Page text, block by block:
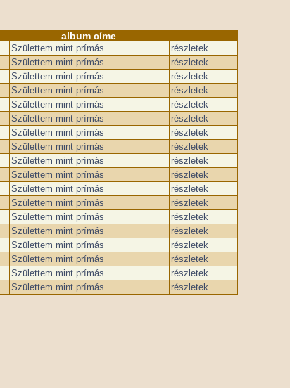
album címe
Születtem mint prímás
részletek
Születtem mint prímás
részletek
Születtem mint prímás
részletek
Születtem mint prímás
részletek
Születtem mint prímás
részletek
Születtem mint prímás
részletek
Születtem mint prímás
részletek
Születtem mint prímás
részletek
Születtem mint prímás
részletek
Születtem mint prímás
részletek
Születtem mint prímás
részletek
Születtem mint prímás
részletek
Születtem mint prímás
részletek
Születtem mint prímás
részletek
Születtem mint prímás
részletek
Születtem mint prímás
részletek
Születtem mint prímás
részletek
Születtem mint prímás részletek